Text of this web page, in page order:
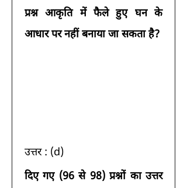
प्रश्न आकृति में फैले हुए घन के
आधार पर नहीं बनाया जा सकता है?
उत्तर : (d)
दिए गए (96 से 98) प्रश्नों का उत्तर